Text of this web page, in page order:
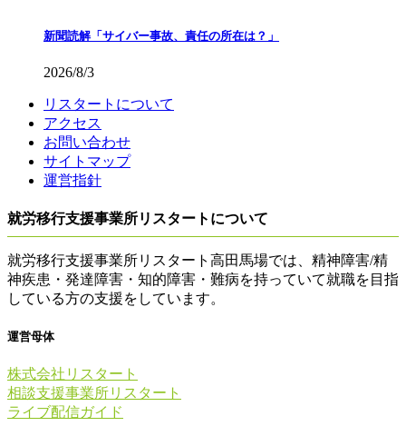
新聞読解「サイバー事故、責任の所在は？」
2026/8/3
リスタートについて
アクセス
お問い合わせ
サイトマップ
運営指針
就労移行支援事業所リスタートについて
就労移行支援事業所リスタート高田馬場では、精神障害/精
神疾患・発達障害・知的障害・難病を持っていて就職を目指
している方の支援をしています。
運営母体
株式会社リスタート
相談支援事業所リスタート
ライブ配信ガイド